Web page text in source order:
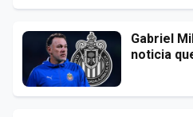
Gabriel
noticia